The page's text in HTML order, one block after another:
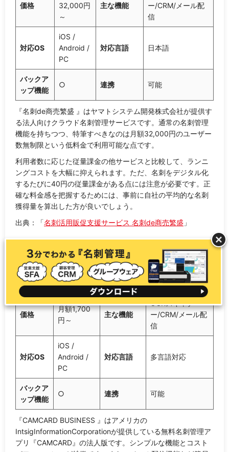
価格
32,000円
～
主な機能
ー/CRM/メール配
信
対応OS
iOS /
Android /
PC
対応言語 日本語
バックア
ップ機能
○ 連携 可能
『名刺de商売繁盛 』はヤマトシステム開発株式会社が提供す
る法人向けクラウド名刺管理サービスです。通常の名刺管理
機能を持ちつつ、特筆すべきなのは月額32,000円のユーザー
数無制限という低料金で利用可能な点です。
利用者数に応じた従量課金の他サービスと比較して、ランニ
ングコストを大幅に抑えられます。ただ、名刺をデジタル化
するたびに40円の従量課金がある点には注意が必要です。正
確な料金感を把握するためには、事前に自社の平均的な名刺
獲得量を算出した方が良いでしょう。
出典：「名刺活用販促支援サービス 名刺de商売繁盛 」
CAMCARD BUSINESS
製品名
CAMCARD
BUSINESS
無料トライ
アルの有無
○
価格
月額1,700
円～
主な機能
OCRスキャナ
ー/CRM/メール配
信
対応OS
iOS /
Android /
PC
対応言語 多言語対応
バックア
ップ機能
○ 連携 可能
『CAMCARD BUSINESS 』はアメリカの
IntsigInformationCorporationが提供している無料名刺管理ア
プリ『CAMCARD』の法人版です。シンプルな機能とコスト